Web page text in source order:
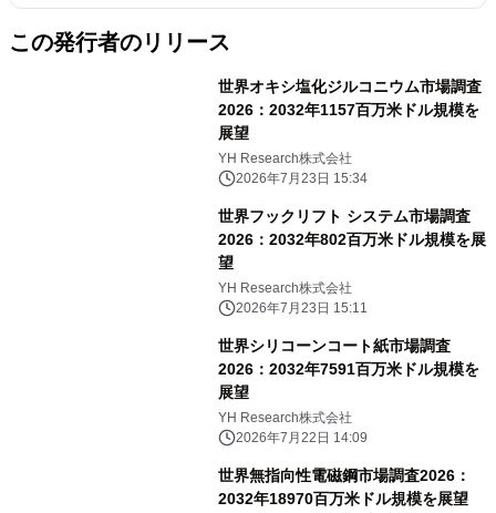
この発行者のリリース
世界オキシ塩化ジルコニウム市場調査
2026：2032年1157百万米ドル規模を
展望
YH Research株式会社
2026年7月23日 15:34
世界フックリフト システム市場調査
2026：2032年802百万米ドル規模を展
望
YH Research株式会社
2026年7月23日 15:11
世界シリコーンコート紙市場調査
2026：2032年7591百万米ドル規模を
展望
YH Research株式会社
2026年7月22日 14:09
世界無指向性電磁鋼市場調査2026：
2032年18970百万米ドル規模を展望